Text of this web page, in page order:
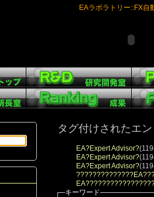
EAラボラトリー::FX自
タグ付けされたエン
EA?Expert Advisor?
EA?Expert Advisor?
EA?Expert Advisor?
キーワード